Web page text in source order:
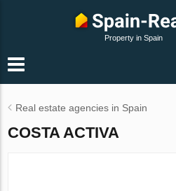
Property in Spain
Real estate agencies in Spain
COSTA ACTIVA